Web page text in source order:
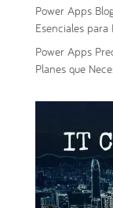
Power Apps
Esenciales
Power Apps
Planes que